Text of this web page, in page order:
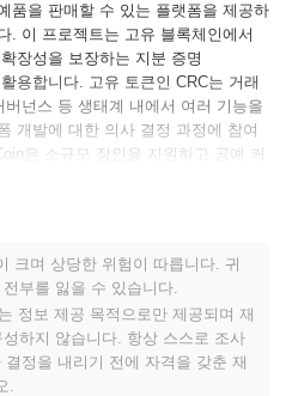
품을 판매할 수 있는 플랫폼을 제공하
. 이 프로젝트는 고유 블록체인에서
장성을 보장하는 지분 증명
용합니다. 고유 토큰인 CRC는 거래
넌스 등 생태계 내에서 여러 기능을
개발에 대한 의사 결정 과정에 참여
은 소규모 장인을 지원하고 공예 커
여 투명하고 안전한 거래 환경을 조
.
시작되었나요?
립 팀이 프로젝트의 비전과 기술적 프
발표하면서 시작되었습니다. 이 프로
넷을 출시하여 개발자와 초기 사용자
크며 상당한 위험이 따릅니다. 귀
부를 잃을 수 있습니다.
정보 제공 목적으로만 제공되며 재
하지 않습니다. 항상 스스로 조사
정을 내리기 전에 자격을 갖춘 재
.